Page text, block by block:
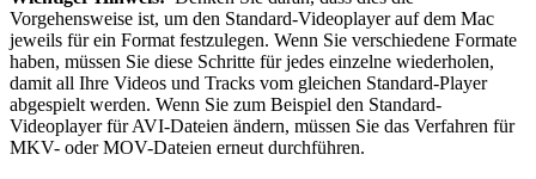
Vorgehensweise ist, um den Standard-Videoplayer auf dem Mac
jeweils für ein Format festzulegen. Wenn Sie verschiedene Formate
haben, müssen Sie diese Schritte für jedes einzelne wiederholen,
damit all Ihre Videos und Tracks vom gleichen Standard-Player
abgespielt werden. Wenn Sie zum Beispiel den Standard-
Videoplayer für AVI-Dateien ändern, müssen Sie das Verfahren für
MKV- oder MOV-Dateien erneut durchführen.